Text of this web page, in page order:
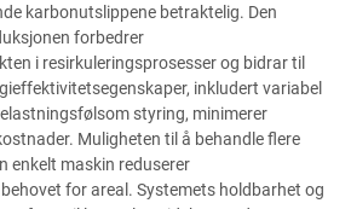
karbonutslippene betraktelig. Den
forbedrer
i resirkuleringsprosesser og bidrar til
inkludert variabel
styring, minimerer
Muligheten til å behandle flere
enkelt maskin reduserer
for areal. Systemets holdbarhet og